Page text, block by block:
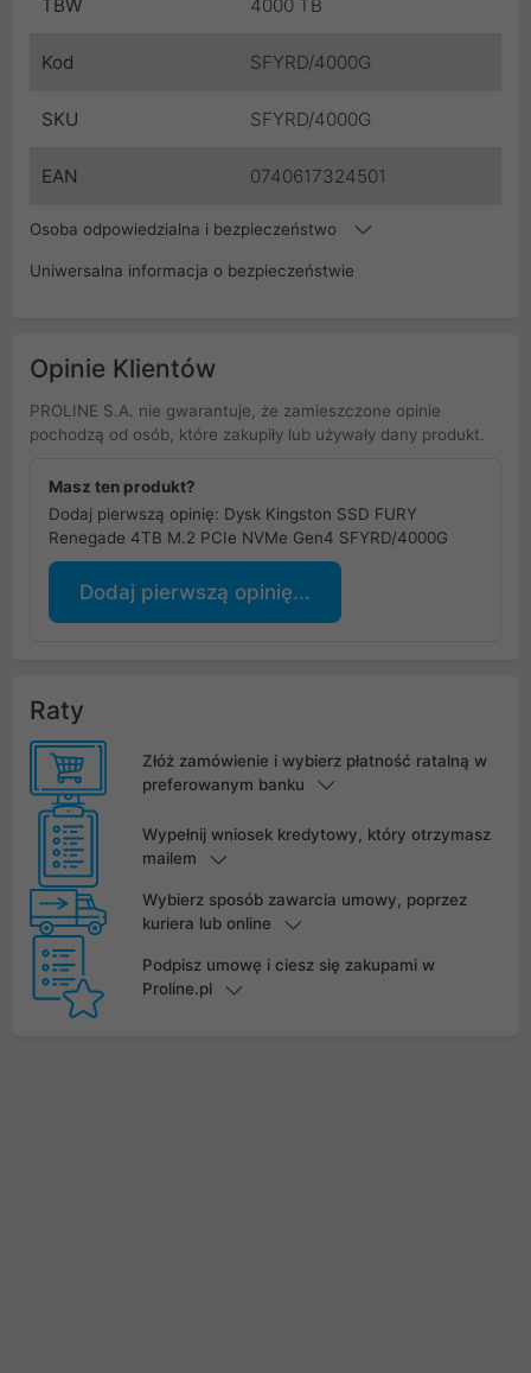
TBW 4000 TB
Kod SFYRD/4000G
SKU SFYRD/4000G
EAN 0740617324501
Osoba odpowiedzialna i bezpieczeństwo
Uniwersalna informacja o bezpieczeństwie
Opinie Klientów
PROLINE S.A. nie gwarantuje, że zamieszczone opinie
pochodzą od osób, które zakupiły lub używały dany produkt.
Masz ten produkt?
Dodaj pierwszą opinię: Dysk Kingston SSD FURY
Renegade 4TB M.2 PCIe NVMe Gen4 SFYRD/4000G
Dodaj pierwszą opinię...
Raty
Złóż zamówienie i wybierz płatność ratalną w
preferowanym banku
Wypełnij wniosek kredytowy, który otrzymasz
mailem
Wybierz sposób zawarcia umowy, poprzez
kuriera lub online
Podpisz umowę i ciesz się zakupami w
Proline.pl